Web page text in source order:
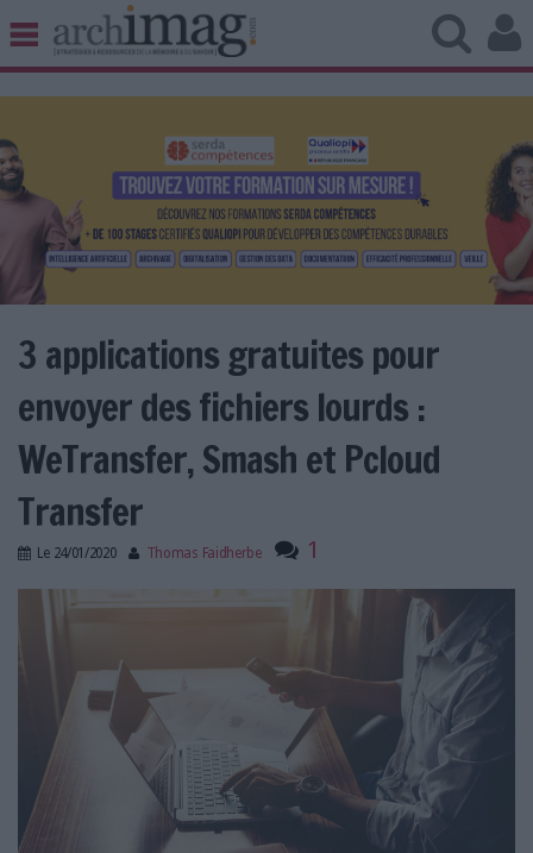
BIBLIOTHÈQUE ÉDITION
UNIVERS DATA
TRAVAIL COLLABORATIF
VIE NUMÉRIQUE
NUMÉRIQUE RESPONSABLE
LES NEWSLETTERS
LE MAGAZINE
L'ESPACE EMPLOI
L'ANNUAIRE DES ACTEURS
LES LIVRES BLANCS
LES SUPPLÉMENTS
NOS OFFRES D'ABONNEMENTS
3 applications gratuites pour
envoyer des fichiers lourds :
WeTransfer, Smash et Pcloud
Transfer
Le 24/01/2020 Thomas Faidherbe 1
envoyer_grosfichier.jpg